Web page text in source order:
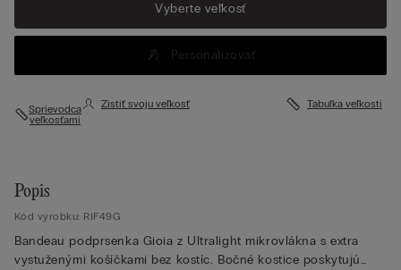
Vyberte veľkosť
Personalizovať
Sprievodca
veľkosťami
Zistiť svoju veľkosť Tabuľka veľkostí
Popis
Kód výrobku: RIF49G
Bandeau podprsenka Gioia z Ultralight mikrovlákna s extra
vystuženými košíčkami bez kostíc. Bočné kostice poskytujú